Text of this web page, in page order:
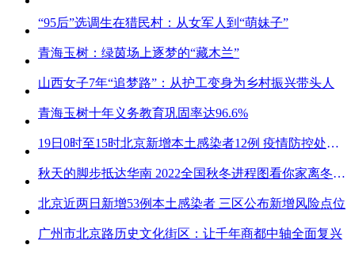
“95后”选调生在猎民村：从女军人到“萌妹子”
青海玉树：绿茵场上逐梦的“藏木兰”
山西女子7年“追梦路”：从护工变身为乡村振兴带头人
青海玉树十年义务教育巩固率达96.6%
19日0时至15时北京新增本土感染者12例 疫情防控处关键时刻
秋天的脚步抵达华南 2022全国秋冬进程图看你家离冬天有多远
北京近两日新增53例本土感染者 三区公布新增风险点位
广州市北京路历史文化街区：让千年商都中轴全面复兴